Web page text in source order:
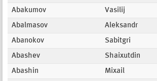
Abakumov
Vasilij
Abalmasov
Aleksandr
Abanokov
Sabitgri
Abashev
Shaixutdin
Abashin
Mixail